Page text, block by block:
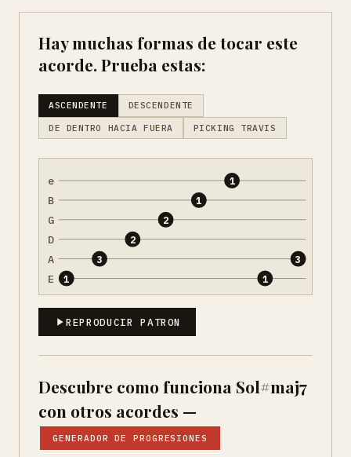
Hay muchas formas de tocar este
acorde. Prueba estas:
ASCENDENTE DESCENDENTE
DE DENTRO HACIA FUERA PICKING TRAVIS
e
B
G
D
A
E 1
3
2
2
1
1
1
3
REPRODUCIR PATRON
Descubre como funciona Sol#maj7
con otros acordes —
GENERADOR DE PROGRESIONES